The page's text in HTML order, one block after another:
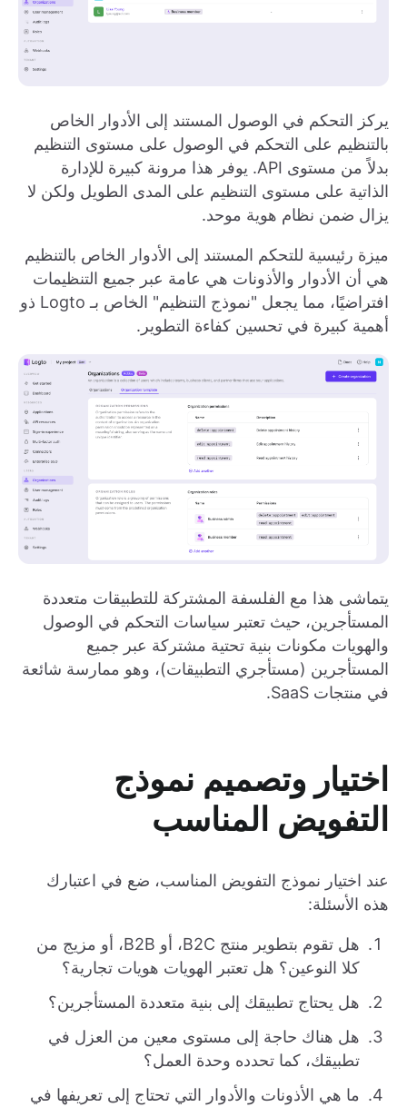
يركز التحكم في الوصول المستند إلى الأدوار الخاص
بالتنظيم على التحكم في الوصول على مستوى التنظيم
بدلاً من مستوى API. يوفر هذا مرونة كبيرة للإدارة
الذاتية على مستوى التنظيم على المدى الطويل ولكن لا
يزال ضمن نظام هوية موحد.
ميزة رئيسية للتحكم المستند إلى الأدوار الخاص بالتنظيم
هي أن الأدوار والأذونات هي عامة عبر جميع التنظيمات
افتراضيًا، مما يجعل "نموذج التنظيم" الخاص بـ Logto ذو
أهمية كبيرة في تحسين كفاءة التطوير.
يتماشى هذا مع الفلسفة المشتركة للتطبيقات متعددة
المستأجرين، حيث تعتبر سياسات التحكم في الوصول
والهويات مكونات بنية تحتية مشتركة عبر جميع
المستأجرين (مستأجري التطبيقات)، وهو ممارسة شائعة
في منتجات SaaS.
اختيار وتصميم نموذج
التفويض المناسب
عند اختيار نموذج التفويض المناسب، ضع في اعتبارك
هذه الأسئلة:
هل تقوم بتطوير منتج B2C، أو B2B، أو مزيج من
كلا النوعين؟ هل تعتبر الهويات هويات تجارية؟
هل يحتاج تطبيقك إلى بنية متعددة المستأجرين؟
هل هناك حاجة إلى مستوى معين من العزل في
تطبيقك، كما تحدده وحدة العمل؟
ما هي الأذونات والأدوار التي تحتاج إلى تعريفها في